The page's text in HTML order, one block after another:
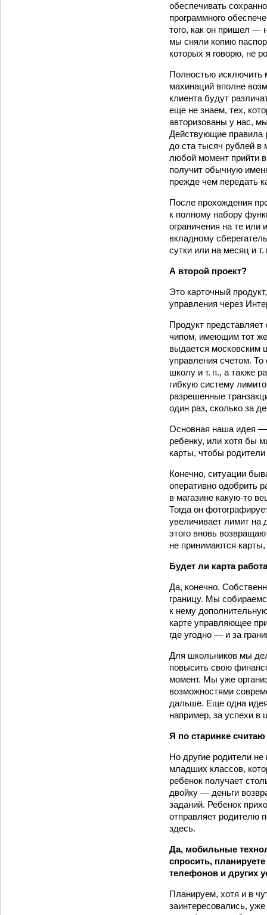
обеспечивать
программного
того, как он пришел —
мы сняли копию
которых я говорю, не
Полностью исключить
махинаций вполне
клиента будут
еще не знаем, тех,
авторизованы у нас,
Действующие правила
до ста тысяч рублей в
любой момент прийти
получит обычную
прежде чем передать
После прохождения
к полному набору
ограничения на те
вкладному
сутки или на месяц и т.
А второй проект?
Это карточный
управления через
Продукт
чипом, имеющим тот же
выдается московским
управления счетом.
школу и т. п., а также
гибкую систему
разрешенные
один раз, сколько за
Основная наша идея —
ребенку, или хотя бы
карты, чтобы
Конечно, ситуации
оперативно одобрить
в магазине какую-­то
Тогда он
увеличивает лимит на
этого вновь
не принимаются
Будет ли карта
Да, конечно.
границу. Мы
к нему
карте управляющее
где угодно — и за
Для школьников мы
повысить свою
момент. Мы уже
возможностями
дальше. Еще одна
например, за успехи в
Я по старинке
Но другие родители
младших классов,
ребенок получает
двойку — деньги
заданий. Ребенок
отправляет родителю
здесь.
Да, мобильные
спросить,
телефонов и других
Планируем, хотя и в
заинтересовались,